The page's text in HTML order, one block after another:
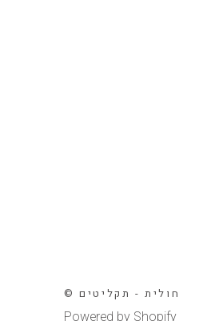
© חולית - תקליטים
Powered by Shopify